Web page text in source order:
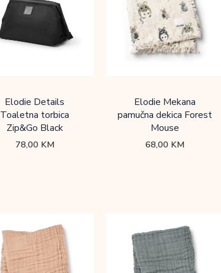
Elodie Details
Toaletna torbica
Zip&Go Black
78,00 KM
Elodie Mekana
pamučna dekica Forest
Mouse
68,00 KM